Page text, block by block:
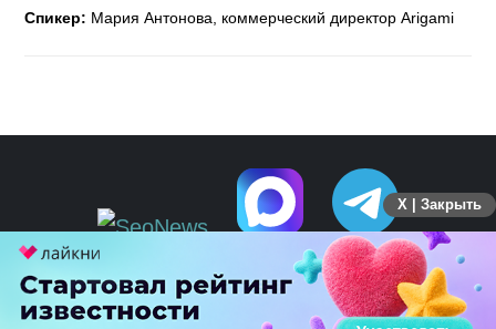
Спикер: Мария Антонова, коммерческий директор Arigami
X | Закрыть
ПЕРЕЙТИ НА ПОЛНУЮ ВЕРСИЮ
© SEOnews.ru Все права защищены. 2026